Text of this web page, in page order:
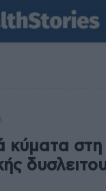
κύματα